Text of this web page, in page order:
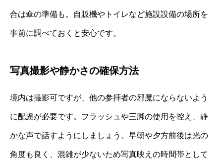
合は傘の準備も。自販機やトイレなど施設設備の場所を
事前に調べておくと安心です。
写真撮影や静かさの確保方法
境内は撮影可ですが、他の参拝者の邪魔にならないよう
に配慮が必要です。フラッシュや三脚の使用を控え、静
かな声で話すようにしましょう。早朝や夕方前後は光の
角度も良く、混雑が少ないため写真映えの時間帯として